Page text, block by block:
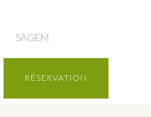
SAGEM
RÉSERVATION